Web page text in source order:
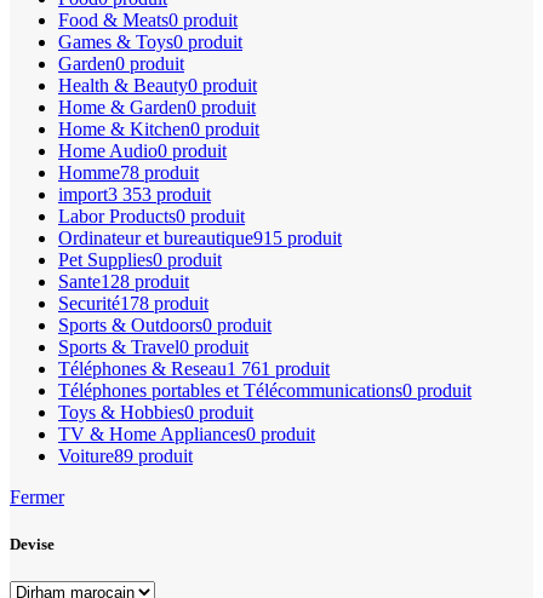
Food & Meats0 produit
Games & Toys0 produit
Garden0 produit
Health & Beauty0 produit
Home & Garden0 produit
Home & Kitchen0 produit
Home Audio0 produit
Homme78 produit
import3 353 produit
Labor Products0 produit
Ordinateur et bureautique915 produit
Pet Supplies0 produit
Sante128 produit
Securité178 produit
Sports & Outdoors0 produit
Sports & Travel0 produit
Téléphones & Reseau1 761 produit
Téléphones portables et Télécommunications0 produit
Toys & Hobbies0 produit
TV & Home Appliances0 produit
Voiture89 produit
Fermer
Devise